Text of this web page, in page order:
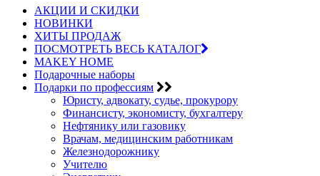
АКЦИИ И СКИДКИ
НОВИНКИ
ХИТЫ ПРОДАЖ
ПОСМОТРЕТЬ ВЕСЬ КАТАЛОГ
MAKEY HOME
Подарочные наборы
Подарки по профессиям
Юристу, адвокату, судье, прокурору
Финансисту, экономисту, бухгалтеру
Нефтянику или газовику
Врачам, медицинским работникам
Железнодорожнику
Учителю